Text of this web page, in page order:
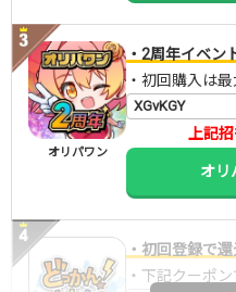
オリパワン
・2周年イベン
・初回購入は
XGvKGY
上記
オリ
・初回登録で
・下記クーポ